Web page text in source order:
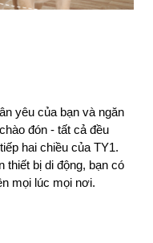
yêu của bạn và ngăn
đón - tất cả đều
hai chiều của TY1.
thiết bị di động, bạn có
mọi lúc mọi nơi.